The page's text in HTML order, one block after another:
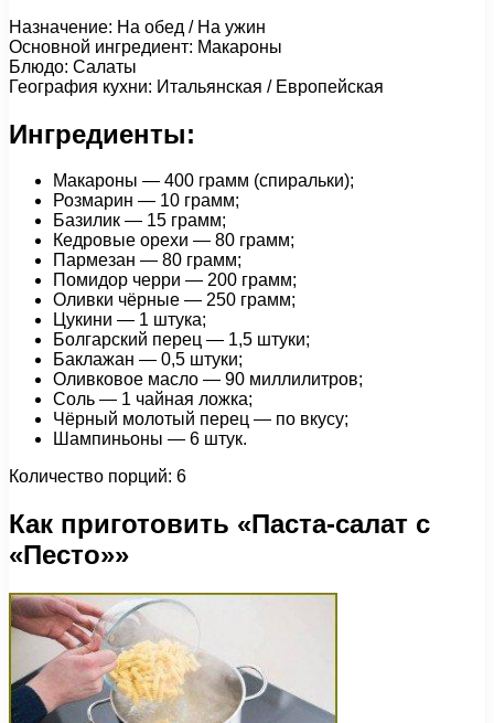
Назначение: На обед / На ужин
Основной ингредиент: Макароны
Блюдо: Салаты
География кухни: Итальянская / Европейская
Ингредиенты:
Макароны — 400 грамм (спиральки);
Розмарин — 10 грамм;
Базилик — 15 грамм;
Кедровые орехи — 80 грамм;
Пармезан — 80 грамм;
Помидор черри — 200 грамм;
Оливки чёрные — 250 грамм;
Цукини — 1 штука;
Болгарский перец — 1,5 штуки;
Баклажан — 0,5 штуки;
Оливковое масло — 90 миллилитров;
Соль — 1 чайная ложка;
Чёрный молотый перец — по вкусу;
Шампиньоны — 6 штук.
Количество порций: 6
Как приготовить «Паста-салат с
«Песто»»